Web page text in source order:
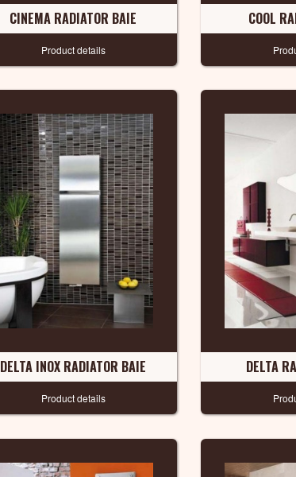
CINEMA RADIATOR BAIE
Product details
COOL
DELTA INOX RADIATOR BAIE
Product details
DELTA